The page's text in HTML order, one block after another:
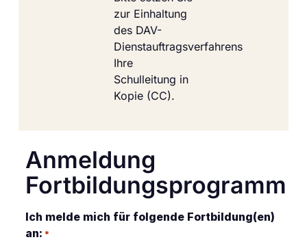
zur Einhaltung
des DAV-
Dienstauftragsverfahrens
Ihre
Schulleitung in
Kopie (CC).
Anmeldung
Fortbildungsprogramm
Ich melde mich für folgende Fortbildung(en)
an: *